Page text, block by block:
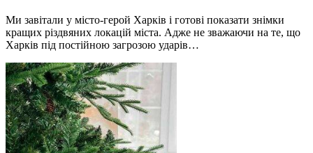
Ми завітали у місто-герой Харків і готові показати знімки
кращих різдвяних локацій міста. Адже не зважаючи на те, що
Харків під постійною загрозою ударів…